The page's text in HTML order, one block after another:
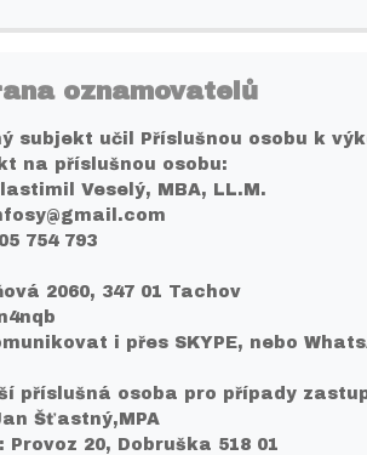
oznamovatelů
subjekt učil Příslušnou osobu k
na příslušnou osobu:
Veselý, MBA, LL.M.
754 793
2060, 347 01 Tachov
i přes SKYPE, nebo
příslušná osoba pro případy
Šťastný,MPA
Provoz 20, Dobruška 518 01